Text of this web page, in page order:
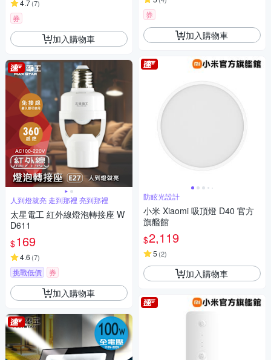
4.7(7)
券
加入購物車
人到燈就亮 走到那裡 亮到那裡
太星電工 紅外線燈泡轉接座 W
D611
$169
4.6 (7)
挑戰低價 券
加入購物車
券
加入購物車
防眩光設計
小米 Xiaomi 吸頂燈 D40 官方
旗艦館
$2,119
5 (2)
加入購物車